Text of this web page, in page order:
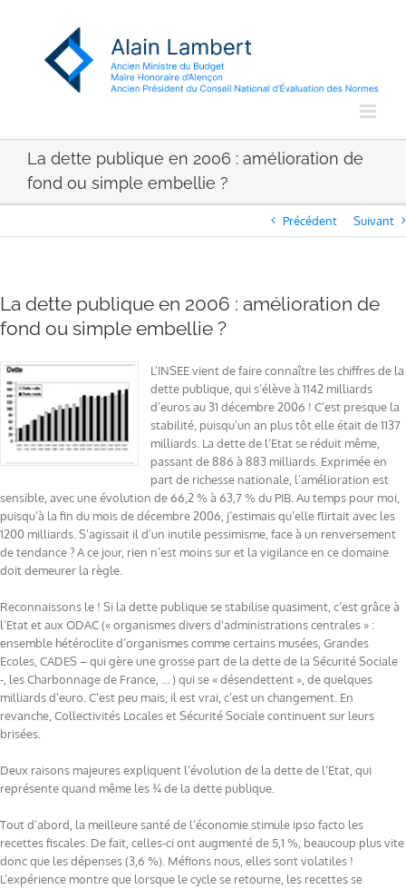
La dette publique en 2006 : amélioration de
fond ou simple embellie ?
Précédent Suivant
La dette publique en 2006 : amélioration de
fond ou simple embellie ?
L’INSEE vient de faire connaître les chiffres de la
dette publique, qui s’élève à 1142 milliards
d’euros au 31 décembre 2006 ! C’est presque la
stabilité, puisqu’un an plus tôt elle était de 1137
milliards. La dette de l’Etat se réduit même,
passant de 886 à 883 milliards. Exprimée en
part de richesse nationale, l’amélioration est
sensible, avec une évolution de 66,2 % à 63,7 % du PIB. Au temps pour moi,
puisqu’à la fin du mois de décembre 2006, j’estimais qu’elle flirtait avec les
1200 milliards. S’agissait il d’un inutile pessimisme, face à un renversement
de tendance ? A ce jour, rien n’est moins sur et la vigilance en ce domaine
doit demeurer la règle.
Reconnaissons le ! Si la dette publique se stabilise quasiment, c’est grâce à
l’Etat et aux ODAC (« organismes divers d’administrations centrales » :
ensemble hétéroclite d’organismes comme certains musées, Grandes
Ecoles, CADES – qui gère une grosse part de la dette de la Sécurité Sociale
-, les Charbonnage de France, … ) qui se « désendettent », de quelques
milliards d’euro. C’est peu mais, il est vrai, c’est un changement. En
revanche, Collectivités Locales et Sécurité Sociale continuent sur leurs
brisées.
Deux raisons majeures expliquent l’évolution de la dette de l’Etat, qui
représente quand même les ¾ de la dette publique.
Tout d’abord, la meilleure santé de l’économie stimule ipso facto les
recettes fiscales. De fait, celles-ci ont augmenté de 5,1 %, beaucoup plus vite
donc que les dépenses (3,6 %). Méfions nous, elles sont volatiles !
L’expérience montre que lorsque le cycle se retourne, les recettes se